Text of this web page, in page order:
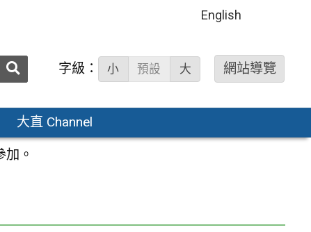
English
送出 字級： 小 預設 大 網站導覽
大直 Channel
。